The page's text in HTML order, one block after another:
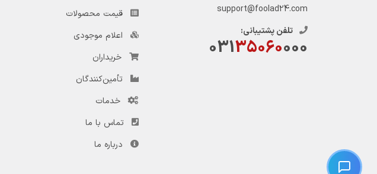
support@foolad24.com
تلفن پشتیبانی:
03135060000
قیمت محصولات
اعلام موجودی
خریداران
تأمین‌کنندگان
خدمات
تماس با ما
درباره ما